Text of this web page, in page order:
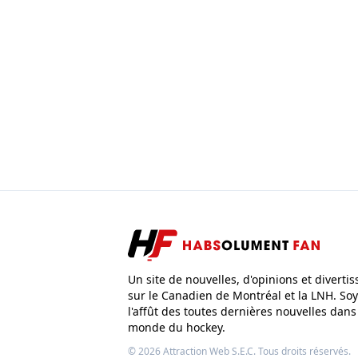
Un site de nouvelles, d'opinions et
sur le Canadien de Montréal et la LNH.
l'affût des toutes dernières nouvelles
monde du hockey.
© 2026Attraction Web S.E.C.Tous droits réservés.